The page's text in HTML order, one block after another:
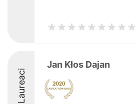
Laureaci
Jan Kłos Dajan